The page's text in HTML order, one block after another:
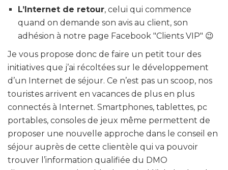
L’Internet de retour, celui qui commence
quand on demande son avis au client, son
adhésion à notre page Facebook "Clients VIP" 😉
Je vous propose donc de faire un petit tour des
initiatives que j’ai récoltées sur le développement
d’un Internet de séjour. Ce n’est pas un scoop, nos
touristes arrivent en vacances de plus en plus
connectés à Internet. Smartphones, tablettes, pc
portables, consoles de jeux même permettent de
proposer une nouvelle approche dans le conseil en
séjour auprès de cette clientèle qui va pouvoir
trouver l’information qualifiée du DMO